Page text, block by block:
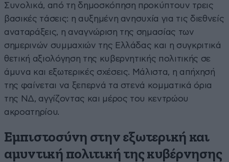
Συνολικά, από τη δημοσκόπηση προκύπτουν τρεις
βασικές τάσεις: η αυξημένη ανησυχία για τις διεθνείς
αναταράξεις, η αναγνώριση της σημασίας των
σημερινών συμμαχιών της Ελλάδας και η συγκριτικά
θετική αξιολόγηση της κυβερνητικής πολιτικής σε
άμυνα και εξωτερικές σχέσεις. Μάλιστα, η απήχησή
της φαίνεται να ξεπερνά τα στενά κομματικά όρια
της ΝΔ, αγγίζοντας και μέρος του κεντρώου
ακροατηρίου.
Εμπιστοσύνη στην εξωτερική και
αμυντική πολιτική της κυβέρνησης